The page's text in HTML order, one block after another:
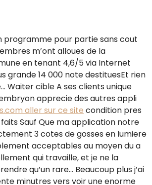
programme pour partie sans cout
m’ont alloues de la
en tenant 4,6/5 via Internet
grande 14 000 note destituesEt rien
Waiter cible A ses clients unique
apprecie des autres appli
aller sur ce site condition pres
faits Sauf Que ma application notre
3 cotes de gosses en lumiere
acceptables au moyen du a
qui travaille, et je ne la
qu’un rare… Beaucoup plus j’ai
minutres vers voir une enorme